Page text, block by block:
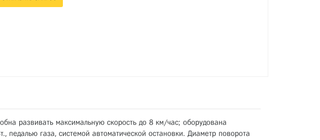
развивать максимальную скорость до 8 км/час; оборудована
газа, системой автоматической остановки. Диаметр поворота